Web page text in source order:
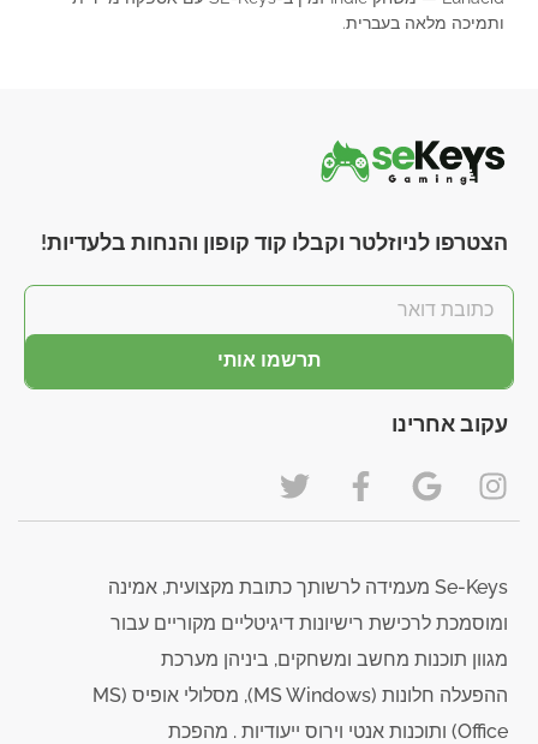
ותמיכה מלאה בעברית.
הצטרפו לניוזלטר וקבלו קוד קופון והנחות בלעדיות!
תרשמו אותי
עקוב אחרינו
Se-Keys מעמידה לרשותך כתובת מקצועית, אמינה
ומוסמכת לרכישת רישיונות דיגיטליים מקוריים עבור
מגוון תוכנות מחשב ומשחקים, ביניהן מערכת
ההפעלה חלונות (MS Windows), מסלולי אופיס (MS
Office) ותוכנות אנטי וירוס ייעודיות . מהפכת